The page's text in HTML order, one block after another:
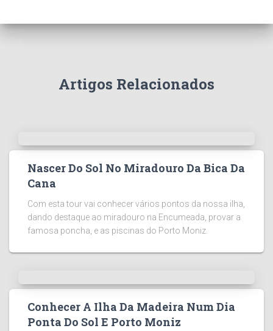
Artigos Relacionados
Nascer Do Sol No Miradouro Da Bica Da
Cana
Com esta tour vai conhecer vários pontos da nossa ilha,
dando destaque ao miradouro na Encumeada, provar a
famosa poncha, e as piscinas do Porto Moniz.
Conhecer A Ilha Da Madeira Num Dia
Ponta Do Sol E Porto Moniz